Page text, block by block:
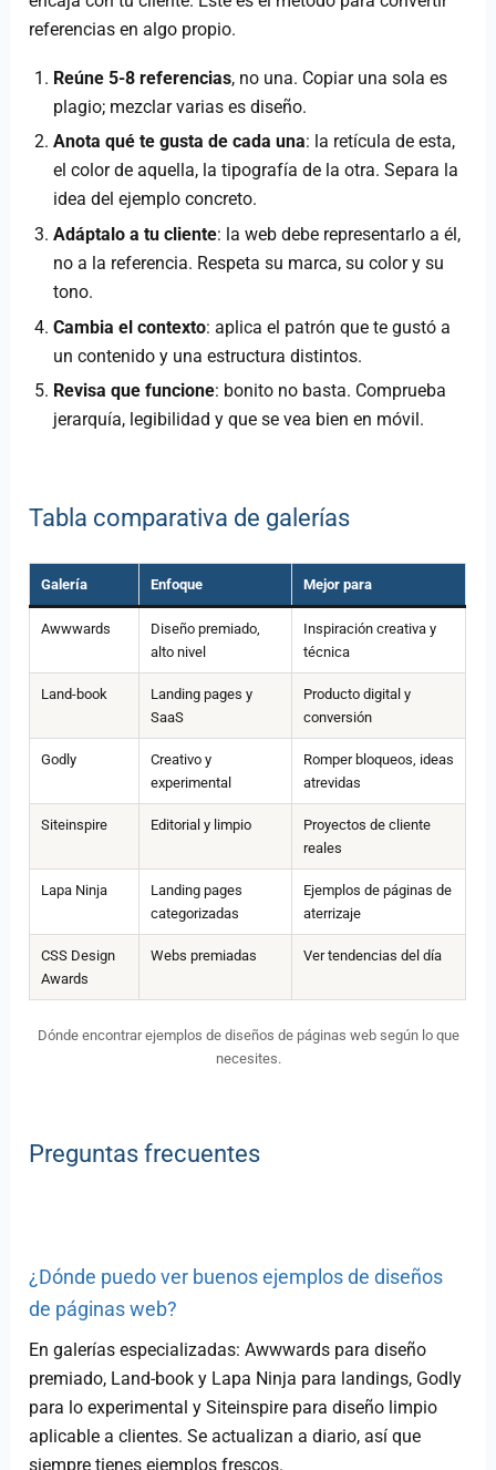
referencias en algo propio.
Reúne 5-8 referencias, no una. Copiar una sola es
plagio; mezclar varias es diseño.
Anota qué te gusta de cada una: la retícula de esta,
el color de aquella, la tipografía de la otra. Separa la
idea del ejemplo concreto.
Adáptalo a tu cliente: la web debe representarlo a él,
no a la referencia. Respeta su marca, su color y su
tono.
Cambia el contexto: aplica el patrón que te gustó a
un contenido y una estructura distintos.
Revisa que funcione: bonito no basta. Comprueba
jerarquía, legibilidad y que se vea bien en móvil.
Tabla comparativa de galerías
Galería Enfoque Mejor para
Awwwards
Diseño premiado,
alto nivel
Inspiración creativa y
técnica
Land-book
Landing pages y
SaaS
Producto digital y
conversión
Godly
Creativo y
experimental
Romper bloqueos, ideas
atrevidas
Siteinspire Editorial y limpio
Proyectos de cliente
reales
Lapa Ninja
Landing pages
categorizadas
Ejemplos de páginas de
aterrizaje
CSS Design
Awards
Webs premiadas Ver tendencias del día
Dónde encontrar ejemplos de diseños de páginas web según lo que
necesites.
Preguntas frecuentes
¿Dónde puedo ver buenos ejemplos de diseños
de páginas web?
En galerías especializadas: Awwwards para diseño
premiado, Land-book y Lapa Ninja para landings, Godly
para lo experimental y Siteinspire para diseño limpio
aplicable a clientes. Se actualizan a diario, así que
siempre tienes ejemplos frescos.